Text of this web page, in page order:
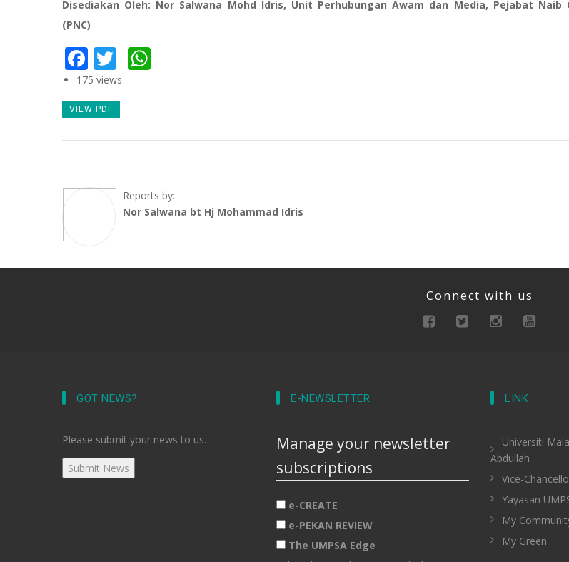
Disediakan Oleh: Nor Salwana Mohd Idris, Unit Perhubungan Awam dan Media, Pejabat Naib
(PNC)
Facebook
Twitter
175 views
VIEW PDF
Reports by:
Nor Salwana bt Hj Mohammad Idris
Connect with us
GOT NEWS?
Please submit your news to us.
E-NEWSLETTER
Manage your newsletter
subscriptions
e-CREATE
e-PEKAN REVIEW
The UMPSA Edge
LINK
Universiti
Abdullah
Vice-
Yayasan
My
My Green